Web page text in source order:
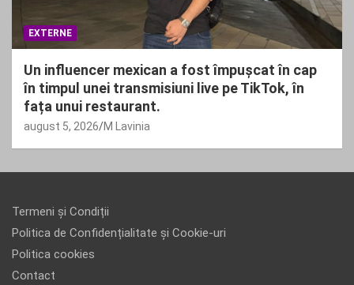
EXTERNE
Un influencer mexican a fost împușcat în cap
în timpul unei transmisiuni live pe TikTok, în
fața unui restaurant.
august 5, 2026 M Lavinia
Termeni și Condiții
Politica de Confidențialitate și Cookie-uri
Politica cookies
Contact